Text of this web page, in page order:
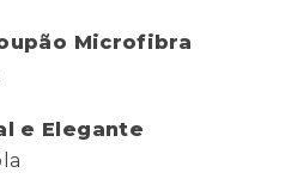
Microfibra
e Elegante